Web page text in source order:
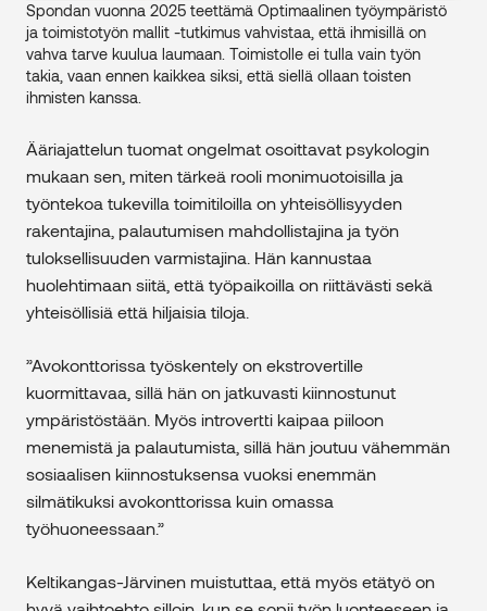
Spondan vuonna 2025 teettämä Optimaalinen työympäristö
ja toimistotyön mallit -tutkimus vahvistaa, että ihmisillä on
vahva tarve kuulua laumaan. Toimistolle ei tulla vain työn
takia, vaan ennen kaikkea siksi, että siellä ollaan toisten
ihmisten kanssa.
Ääriajattelun tuomat ongelmat osoittavat psykologin
mukaan sen, miten tärkeä rooli monimuotoisilla ja
työntekoa tukevilla toimitiloilla on yhteisöllisyyden
rakentajina, palautumisen mahdollistajina ja työn
tuloksellisuuden varmistajina. Hän kannustaa
huolehtimaan siitä, että työpaikoilla on riittävästi sekä
yhteisöllisiä että hiljaisia tiloja.
”Avokonttorissa työskentely on ekstrovertille
kuormittavaa, sillä hän on jatkuvasti kiinnostunut
ympäristöstään. Myös introvertti kaipaa piiloon
menemistä ja palautumista, sillä hän joutuu vähemmän
sosiaalisen kiinnostuksensa vuoksi enemmän
silmätikuksi avokonttorissa kuin omassa
työhuoneessaan.”
Keltikangas-Järvinen muistuttaa, että myös etätyö on